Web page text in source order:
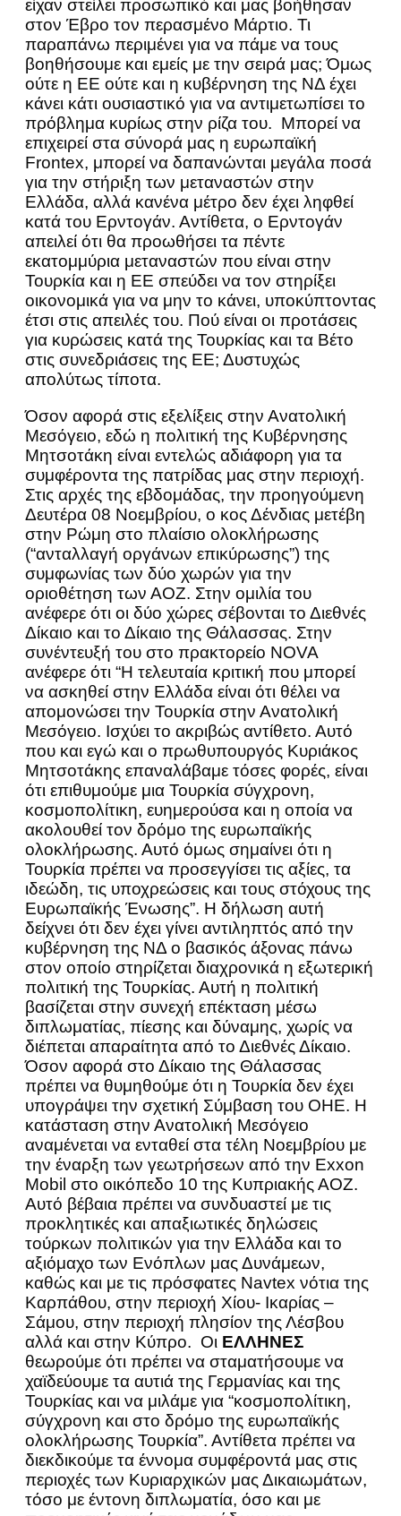
είχαν στείλει προσωπικό και μας βοήθησαν
στον Έβρο τον περασμένο Μάρτιο. Τι
παραπάνω περιμένει για να πάμε να τους
βοηθήσουμε και εμείς με την σειρά μας; Όμως
ούτε η ΕΕ ούτε και η κυβέρνηση της ΝΔ έχει
κάνει κάτι ουσιαστικό για να αντιμετωπίσει το
πρόβλημα κυρίως στην ρίζα του. Μπορεί να
επιχειρεί στα σύνορά μας η ευρωπαϊκή
Frontex, μπορεί να δαπανώνται μεγάλα ποσά
για την στήριξη των μεταναστών στην
Ελλάδα, αλλά κανένα μέτρο δεν έχει ληφθεί
κατά του Ερντογάν. Αντίθετα, ο Ερντογάν
απειλεί ότι θα προωθήσει τα πέντε
εκατομμύρια μεταναστών που είναι στην
Τουρκία και η ΕΕ σπεύδει να τον στηρίξει
οικονομικά για να μην το κάνει, υποκύπτοντας
έτσι στις απειλές του. Πού είναι οι προτάσεις
για κυρώσεις κατά της Τουρκίας και τα Βέτο
στις συνεδριάσεις της ΕΕ; Δυστυχώς
απολύτως τίποτα.
Όσον αφορά στις εξελίξεις στην Ανατολική
Μεσόγειο, εδώ η πολιτική της Κυβέρνησης
Μητσοτάκη είναι εντελώς αδιάφορη για τα
συμφέροντα της πατρίδας μας στην περιοχή.
Στις αρχές της εβδομάδας, την προηγούμενη
Δευτέρα 08 Νοεμβρίου, ο κος Δένδιας μετέβη
στην Ρώμη στο πλαίσιο ολοκλήρωσης
(“ανταλλαγή οργάνων επικύρωσης”) της
συμφωνίας των δύο χωρών για την
οριοθέτηση των ΑΟΖ. Στην ομιλία του
ανέφερε ότι οι δύο χώρες σέβονται το Διεθνές
Δίκαιο και το Δίκαιο της Θάλασσας. Στην
συνέντευξή του στο πρακτορείο NOVA
ανέφερε ότι “Η τελευταία κριτική που μπορεί
να ασκηθεί στην Ελλάδα είναι ότι θέλει να
απομονώσει την Τουρκία στην Ανατολική
Μεσόγειο. Ισχύει το ακριβώς αντίθετο. Αυτό
που και εγώ και ο πρωθυπουργός Κυριάκος
Μητσοτάκης επαναλάβαμε τόσες φορές, είναι
ότι επιθυμούμε μια Τουρκία σύγχρονη,
κοσμοπολίτικη, ευημερούσα και η οποία να
ακολουθεί τον δρόμο της ευρωπαϊκής
ολοκλήρωσης. Αυτό όμως σημαίνει ότι η
Τουρκία πρέπει να προσεγγίσει τις αξίες, τα
ιδεώδη, τις υποχρεώσεις και τους στόχους της
Ευρωπαϊκής Ένωσης”. Η δήλωση αυτή
δείχνει ότι δεν έχει γίνει αντιληπτός από την
κυβέρνηση της ΝΔ ο βασικός άξονας πάνω
στον οποίο στηρίζεται διαχρονικά η εξωτερική
πολιτική της Τουρκίας. Αυτή η πολιτική
βασίζεται στην συνεχή επέκταση μέσω
διπλωματίας, πίεσης και δύναμης, χωρίς να
διέπεται απαραίτητα από το Διεθνές Δίκαιο.
Όσον αφορά στο Δίκαιο της Θάλασσας
πρέπει να θυμηθούμε ότι η Τουρκία δεν έχει
υπογράψει την σχετική Σύμβαση του ΟΗΕ. Η
κατάσταση στην Ανατολική Μεσόγειο
αναμένεται να ενταθεί στα τέλη Νοεμβρίου με
την έναρξη των γεωτρήσεων από την Exxon
Mobil στο οικόπεδο 10 της Κυπριακής ΑΟΖ.
Αυτό βέβαια πρέπει να συνδυαστεί με τις
προκλητικές και απαξιωτικές δηλώσεις
τούρκων πολιτικών για την Ελλάδα και το
αξιόμαχο των Ενόπλων μας Δυνάμεων,
καθώς και με τις πρόσφατες Navtex νότια της
Καρπάθου, στην περιοχή Χίου- Ικαρίας –
Σάμου, στην περιοχή πλησίον της Λέσβου
αλλά και στην Κύπρο. Οι ΕΛΛΗΝΕΣ
θεωρούμε ότι πρέπει να σταματήσουμε να
χαϊδεύουμε τα αυτιά της Γερμανίας και της
Τουρκίας και να μιλάμε για “κοσμοπολίτικη,
σύγχρονη και στο δρόμο της ευρωπαϊκής
ολοκλήρωσης Τουρκία”. Αντίθετα πρέπει να
διεκδικούμε τα έννομα συμφέροντά μας στις
περιοχές των Κυριαρχικών μας Δικαιωμάτων,
τόσο με έντονη διπλωματία, όσο και με